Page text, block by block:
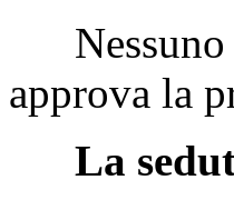
Nessuno
approva la
La